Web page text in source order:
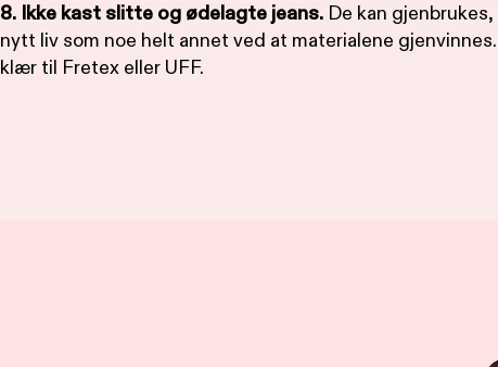
8. Ikke kast slitte og ødelagte jeans. De kan
nytt liv som noe helt annet ved at materialene
klær til Fretex eller UFF.